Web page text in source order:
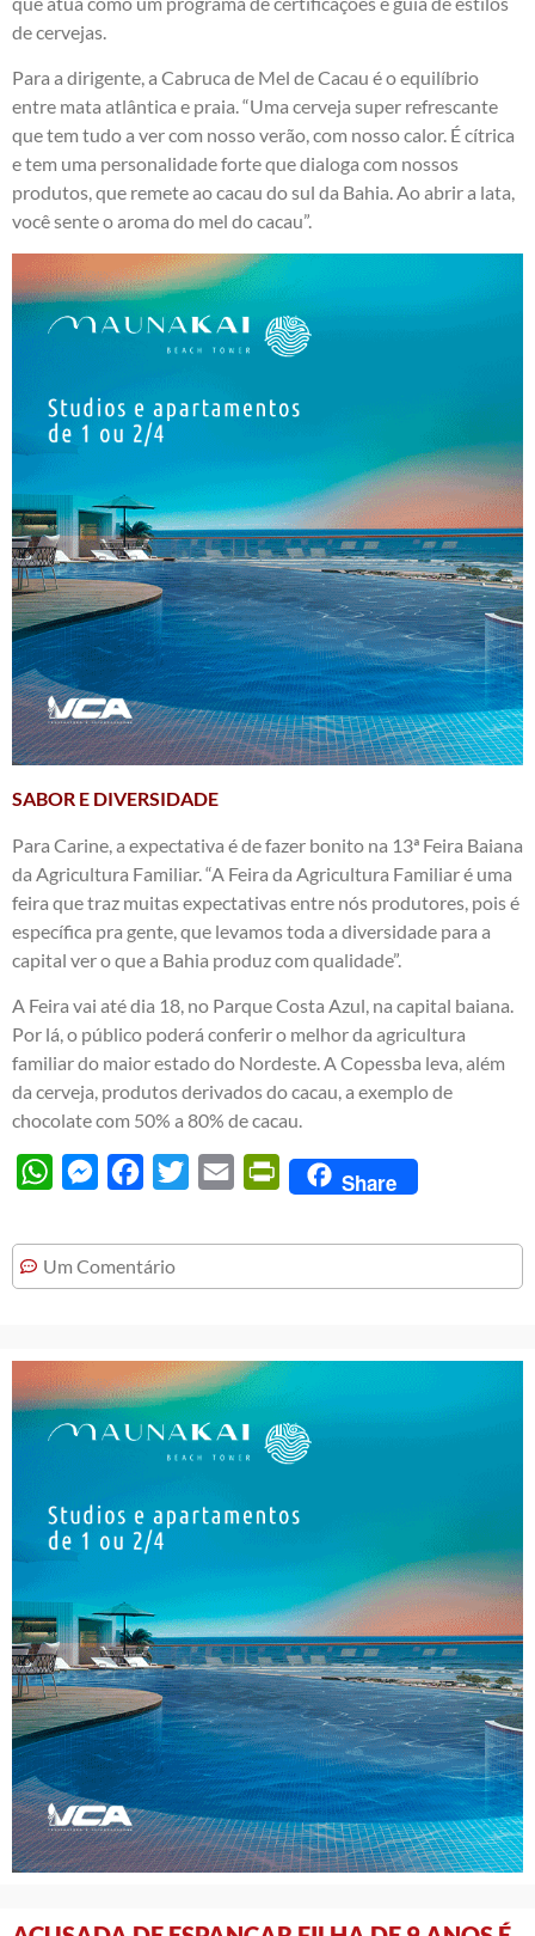
de cervejas.
Para a dirigente, a Cabruca de Mel de Cacau é o equilíbrio
entre mata atlântica e praia. “Uma cerveja super refrescante
que tem tudo a ver com nosso verão, com nosso calor. É cítrica
e tem uma personalidade forte que dialoga com nossos
produtos, que remete ao cacau do sul da Bahia. Ao abrir a lata,
você sente o aroma do mel do cacau”.
SABOR E DIVERSIDADE
Para Carine, a expectativa é de fazer bonito na 13ª Feira Baiana
da Agricultura Familiar. “A Feira da Agricultura Familiar é uma
feira que traz muitas expectativas entre nós produtores, pois é
específica pra gente, que levamos toda a diversidade para a
capital ver o que a Bahia produz com qualidade”.
A Feira vai até dia 18, no Parque Costa Azul, na capital baiana.
Por lá, o público poderá conferir o melhor da agricultura
familiar do maior estado do Nordeste. A Copessba leva, além
da cerveja, produtos derivados do cacau, a exemplo de
chocolate com 50% a 80% de cacau.
WhatsAppMessengerFacebook
Twitter Email PrintFriendly
Share
Um Comentário